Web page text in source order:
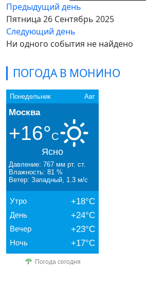
ПОГОДА В МОНИНО
Понедельник Авг
Москва
+16°C
Ясно
Давление: 767 мм рт. ст.
Влажность: 81 %
Ветер: Западный, 1.3 м/с
Утро +18°C
День +24°C
Вечер +23°C
Ночь +17°C
Погода сегодня
Предыдущий день
Пятница 26 Сентябрь 2025
Следующий день
Ни одного события не найдено